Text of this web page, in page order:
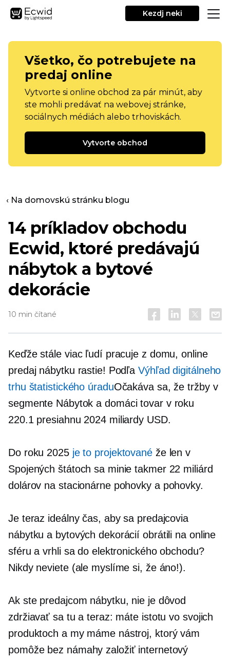
Kezdj neki
Všetko, čo potrebujete na
predaj online
Vytvorte si online obchod za pár minút, aby
ste mohli predávať na webovej stránke,
sociálnych médiách alebo trhoviskách.
Vytvorte obchod
‹ Na domovskú stránku blogu
14 príkladov obchodu
Ecwid, ktoré predávajú
nábytok a bytové
dekorácie
10 min čítané
Keďže stále viac ľudí pracuje z domu, online
predaj nábytku rastie! PodľaVýhľad digitálneho
trhu štatistického úraduOčakáva sa, že tržby v
segmente Nábytok a domáci tovar v roku
220.1 presiahnu 2024 miliardy USD.
Do roku 2025 je to projektovanéže len v
Spojených štátoch sa minie takmer 22 miliárd
dolárov na stacionárne pohovky a pohovky.
Je teraz ideálny čas, aby sa predajcovia
nábytku a bytových dekorácií obrátili na online
sféru a vrhli sa do elektronického obchodu?
Nikdy neviete (ale myslíme si, že áno!).
Ak ste predajcom nábytku, nie je dôvod
zdržiavať sa tu a teraz: máte istotu vo svojich
produktoch a my máme nástroj, ktorý vám
pomôže bez námahy založiť internetový